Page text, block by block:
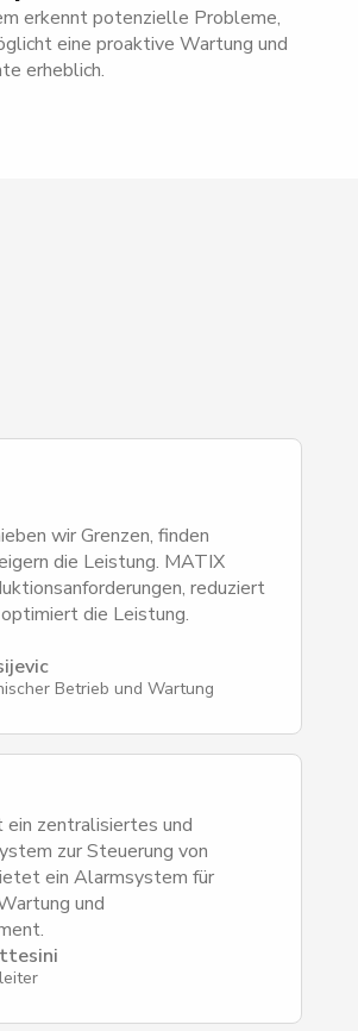
erkennt potenzielle Probleme,
eine proaktive Wartung und
erheblich.
wir Grenzen, finden
die Leistung. MATIX
reduziert
die Leistung.
Betrieb und Wartung
zentralisiertes und
zur Steuerung von
ein Alarmsystem für
und